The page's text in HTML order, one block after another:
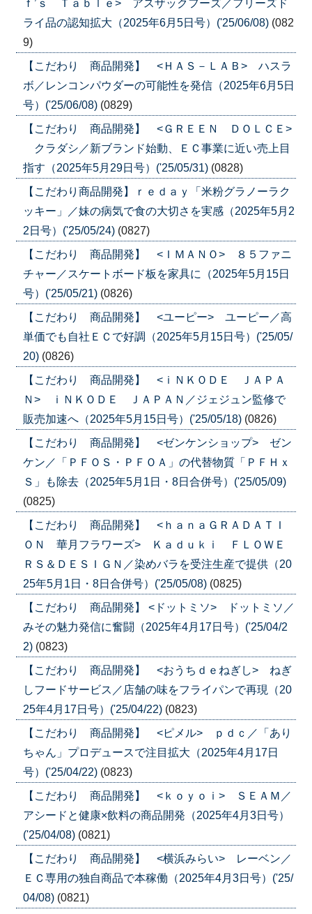
ｆ’ｓ Ｔａｂｌｅ> アスザックフーズ／フリーズド
ライ品の認知拡大（2025年6月5日号）('25/06/08) (082
9)
【こだわり 商品開発】 <ＨＡＳ－ＬＡＢ> ハスラ
ボ／レンコンパウダーの可能性を発信（2025年6月5日
号）('25/06/08) (0829)
【こだわり 商品開発】 <ＧＲＥＥＮ ＤＯＬＣＥ>
クラダシ／新ブランド始動、ＥＣ事業に近い売上目
指す（2025年5月29日号）('25/05/31) (0828)
【こだわり商品開発】ｒｅｄａｙ「米粉グラノーラク
ッキー」／妹の病気で食の大切さを実感（2025年5月2
2日号）('25/05/24) (0827)
【こだわり 商品開発】 <ＩＭＡＮＯ> ８５ファニ
チャー／スケートボード板を家具に（2025年5月15日
号）('25/05/21) (0826)
【こだわり 商品開発】 <ユーピー> ユーピー／高
単価でも自社ＥＣで好調（2025年5月15日号）('25/05/
20) (0826)
【こだわり 商品開発】 <ｉＮＫＯＤＥ ＪＡＰＡ
Ｎ> ｉＮＫＯＤＥ ＪＡＰＡＮ／ジェジュン監修で
販売加速へ（2025年5月15日号）('25/05/18) (0826)
【こだわり 商品開発】 <ゼンケンショップ> ゼン
ケン／「ＰＦＯＳ・ＰＦＯＡ」の代替物質「ＰＦＨｘ
Ｓ」も除去（2025年5月1日・8日合併号）('25/05/09)
(0825)
【こだわり 商品開発】 <ｈａｎａＧＲＡＤＡＴＩ
ＯＮ 華月フラワーズ> Ｋａｄｕｋｉ ＦＬＯＷＥ
ＲＳ＆ＤＥＳＩＧＮ／染めバラを受注生産で提供（20
25年5月1日・8日合併号）('25/05/08) (0825)
【こだわり 商品開発】 <ドットミソ> ドットミソ／
みその魅力発信に奮闘（2025年4月17日号）('25/04/2
2) (0823)
【こだわり 商品開発】 <おうちｄｅねぎし> ねぎ
しフードサービス／店舗の味をフライパンで再現（20
25年4月17日号）('25/04/22) (0823)
【こだわり 商品開発】 <ピメル> ｐｄｃ／「あり
ちゃん」プロデュースで注目拡大（2025年4月17日
号）('25/04/22) (0823)
【こだわり 商品開発】 <ｋｏｙｏｉ> ＳＥＡＭ／
アシードと健康×飲料の商品開発（2025年4月3日号）
('25/04/08) (0821)
【こだわり 商品開発】 <横浜みらい> レーベン／
ＥＣ専用の独自商品で本稼働（2025年4月3日号）('25/
04/08) (0821)